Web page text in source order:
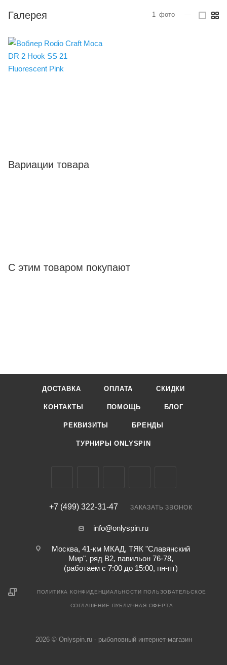
Галерея 1 фото
Вариации товара
С этим товаром покупают
ДОСТАВКА ОПЛАТА СКИДКИ
КОНТАКТЫ ПОМОЩЬ БЛОГ
РЕКВИЗИТЫ БРЕНДЫ
ТУРНИРЫ ONLYSPIN
+7 (499) 322-31-47 ЗАКАЗАТЬ ЗВОНОК
info@onlyspin.ru
Москва, 41-км МКАД, ТЯК "Славянский
Мир", ряд В2, павильон 76-78,
(работаем с 7:00 до 15:00, пн-пт)
ПОЛИТИКА КОНФИДЕНЦИАЛЬНОСТИ ПОЛЬЗОВАТЕЛЬСКОЕ
СОГЛАШЕНИЕ ПУБЛИЧНАЯ ОФЕРТА
2026 © Onlyspin.ru - рыболовный интернет-магазин